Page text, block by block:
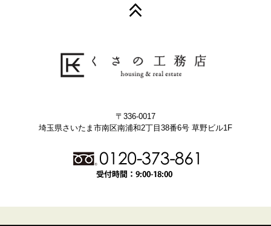
〒336-0017
埼玉県さいたま市南区南浦和2丁目38番6号 草野ビル1F